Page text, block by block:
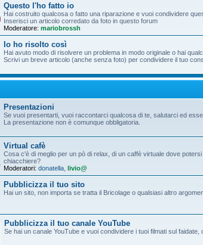
Questo l'ho fatto io
Hai costruito qualcosa o fatto una riparazione e vuoi condividere
Inserisci un articolo corredato da foto in questo forum
Moderatore: mariobrossh
Io ho risolto così
Hai avuto modo di risolvere un problema in modo originale o hai
Scrivi un breve articolo (anche senza foto) per condividere il tuo
Presentazioni
Se vuoi presentarti, vuoi raccontarci qualcosa di te, salutarci ed
La presentazione non è comunque obbligatoria.
Virtual cafè
Cosa c'è di meglio per un pò di relax, di un caffè virtuale dove
chiacchiere?
Moderatori: donatella livio@
Pubblicizza il tuo sito
Hai un sito, non importa se tratta il Bricolage o qualsiasi altro
Pubblicizza il tuo canale YouTube
Se hai un canale YouTube e vuoi condividere i tuoi filmati sul faidate,